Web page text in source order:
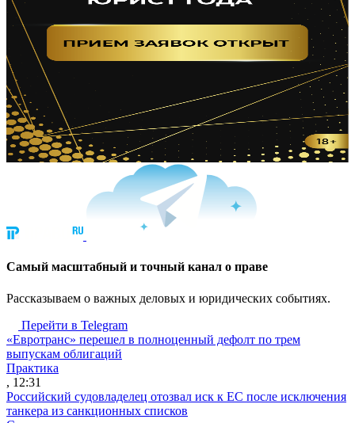
Cамый масштабный и точный канал о праве
Рассказываем о важных деловых и юридических событиях.
Перейти в Telegram
«Евротранс» перешел в полноценный дефолт по трем
выпускам облигаций
Практика
, 12:31
Российский судовладелец отозвал иск к ЕС после исключения
танкера из санкционных списков